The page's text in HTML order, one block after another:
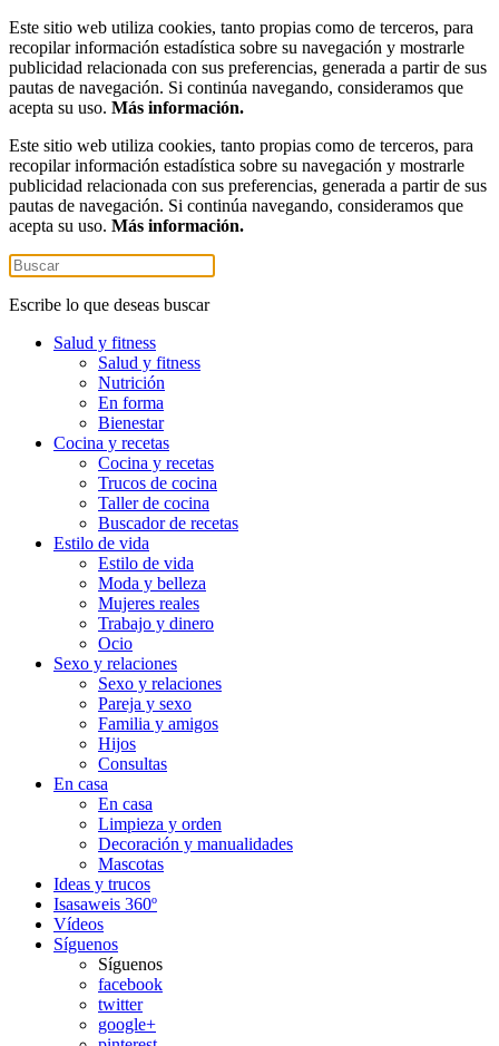
Este sitio web utiliza cookies, tanto propias como de terceros, para
recopilar información estadística sobre su navegación y mostrarle
publicidad relacionada con sus preferencias, generada a partir de sus
pautas de navegación. Si continúa navegando, consideramos que
acepta su uso. Más información.
Este sitio web utiliza cookies, tanto propias como de terceros, para
recopilar información estadística sobre su navegación y mostrarle
publicidad relacionada con sus preferencias, generada a partir de sus
pautas de navegación. Si continúa navegando, consideramos que
acepta su uso. Más información.
Escribe lo que deseas buscar
Salud y fitness
Salud y fitness
Nutrición
En forma
Bienestar
Cocina y recetas
Cocina y recetas
Trucos de cocina
Taller de cocina
Buscador de recetas
Estilo de vida
Estilo de vida
Moda y belleza
Mujeres reales
Trabajo y dinero
Ocio
Sexo y relaciones
Sexo y relaciones
Pareja y sexo
Familia y amigos
Hijos
Consultas
En casa
En casa
Limpieza y orden
Decoración y manualidades
Mascotas
Ideas y trucos
Isasaweis 360º
Vídeos
Síguenos
Síguenos
facebook
twitter
google+